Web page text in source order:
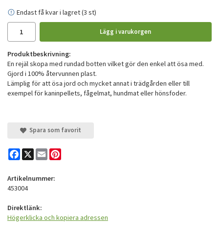
Endast få kvar i lagret (3 st)
Lägg i varukorgen
Produktbeskrivning:
En rejäl skopa med rundad botten vilket gör den enkel att ösa med.
Gjord i 100% återvunnen plast.
Lämplig för att ösa jord och mycket annat i trädgården eller till
exempel för kaninpellets, fågelmat, hundmat eller hönsfoder.
Spara som favorit
Facebook
X Email
Artikelnummer:
453004
Direktlänk:
Högerklicka och kopiera adressen